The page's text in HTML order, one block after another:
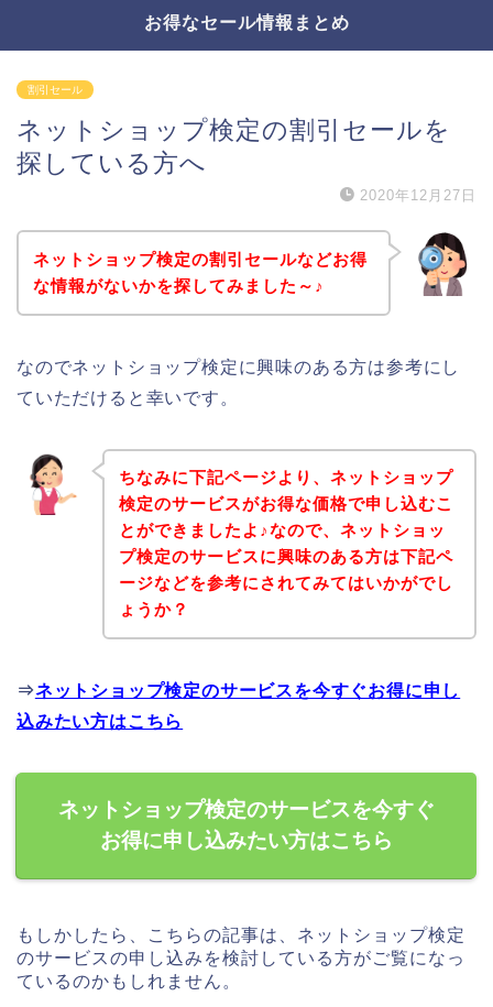
お得なセール情報まとめ
割引セール
ネットショップ検定の割引セールを
探している方へ
2020年12月27日
ネットショップ検定の割引セールなどお得
な情報がないかを探してみました～♪
なのでネットショップ検定に興味のある方は参考にし
ていただけると幸いです。
ちなみに下記ページより、ネットショップ
検定のサービスがお得な価格で申し込むこ
とができましたよ♪なので、ネットショッ
プ検定のサービスに興味のある方は下記ペ
ージなどを参考にされてみてはいかがでし
ょうか？
⇒ネットショップ検定のサービスを今すぐお得に申し
込みたい方はこちら
ネットショップ検定のサービスを今すぐ
お得に申し込みたい方はこちら
もしかしたら、こちらの記事は、ネットショップ検定
のサービスの申し込みを検討している方がご覧になっ
ているのかもしれません。